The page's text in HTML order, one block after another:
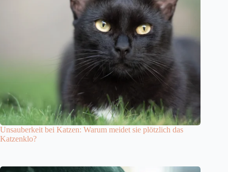
Unsauberkeit bei Katzen: Warum meidet sie plötzlich das
Katzenklo?